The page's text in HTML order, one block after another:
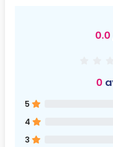
0.0
0
5
4
3